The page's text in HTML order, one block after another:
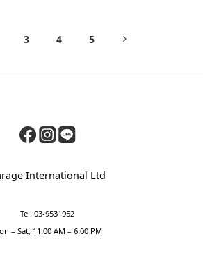
3 4 5
International Ltd
Tel: 03-9531952
– Sat, 11:00 AM – 6:00 PM